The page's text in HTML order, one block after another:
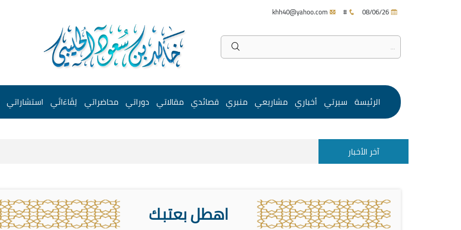
#
الرئيسة سيرتي أخباري مشاريعي منبري قصائدي مقالاتي دوراتي محاضراتي لِقَاءَاتَي استشاراتي
آخر الأخبار
اهطل بعتبك